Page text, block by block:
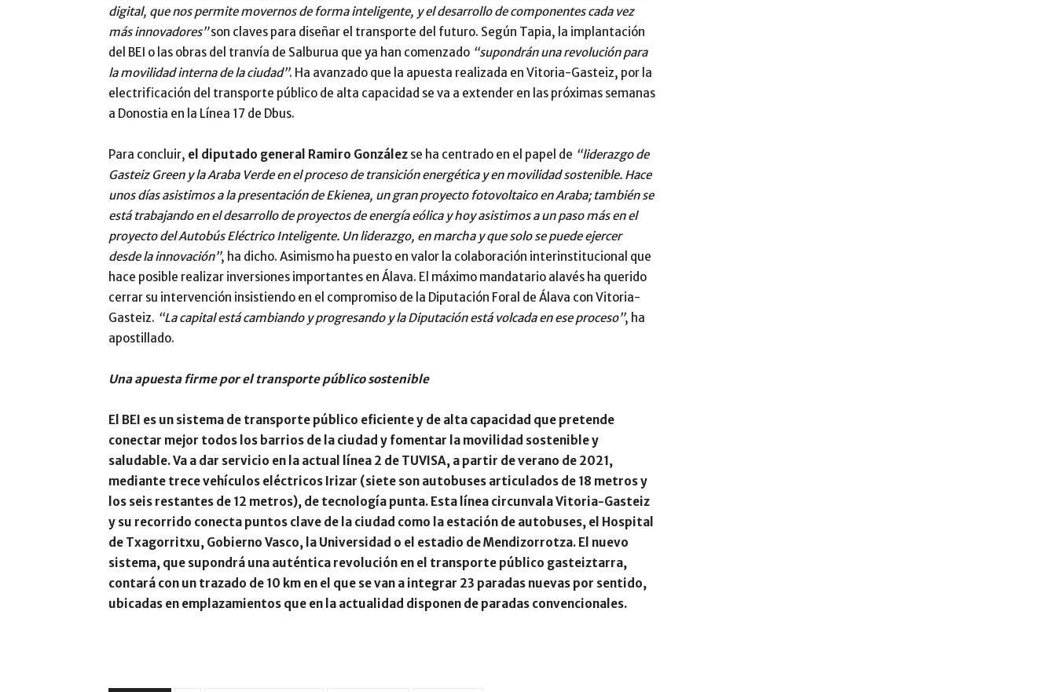
digital, que nos permite movernos de forma inteligente, y el desarrollo de componentes cada vez
más innovadores”son claves para diseñar el transporte del futuro. Según Tapia, la implantación
del BEI o las obras del tranvía de Salburua que ya han comenzado “supondrán una revolución para
la movilidad interna de la ciudad”. Ha avanzado que la apuesta realizada en Vitoria-Gasteiz, por la
electrificación del transporte público de alta capacidad se va a extender en las próximas semanas
a Donostia en la Línea 17 de Dbus.
Para concluir, el diputado general Ramiro González se ha centrado en el papel de “liderazgo de
Gasteiz Green y la Araba Verde en el proceso de transición energética y en movilidad sostenible. Hace
unos días asistimos a la presentación de Ekienea, un gran proyecto fotovoltaico en Araba; también se
está trabajando en el desarrollo de proyectos de energía eólica y hoy asistimos a un paso más en el
proyecto del Autobús Eléctrico Inteligente. Un liderazgo, en marcha y que solo se puede ejercer
desde la innovación”, ha dicho. Asimismo ha puesto en valor la colaboración interinstitucional que
hace posible realizar inversiones importantes en Álava. El máximo mandatario alavés ha querido
cerrar su intervención insistiendo en el compromiso de la Diputación Foral de Álava con Vitoria-
Gasteiz. “La capital está cambiando y progresando y la Diputación está volcada en ese proceso”, ha
apostillado.
Una apuesta firme por el transporte público sostenible
El BEI es un sistema de transporte público eficiente y de alta capacidad que pretende
conectar mejor todos los barrios de la ciudad y fomentar la movilidad sostenible y
saludable. Va a dar servicio en la actual línea 2 de TUVISA, a partir de verano de 2021,
mediante trece vehículos eléctricos Irizar (siete son autobuses articulados de 18 metros y
los seis restantes de 12 metros), de tecnología punta. Esta línea circunvala Vitoria-Gasteiz
y su recorrido conecta puntos clave de la ciudad como la estación de autobuses, el Hospital
de Txagorritxu, Gobierno Vasco, la Universidad o el estadio de Mendizorrotza. El nuevo
sistema, que supondrá una auténtica revolución en el transporte público gasteiztarra,
contará con un trazado de 10 km en el que se van a integrar 23 paradas nuevas por sentido,
ubicadas en emplazamientos que en la actualidad disponen de paradas convencionales.